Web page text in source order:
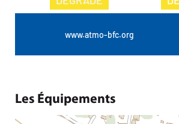
Les Équipements